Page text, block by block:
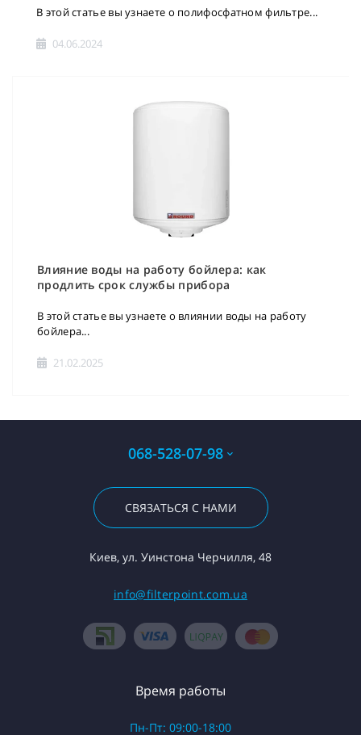
В этой статье вы узнаете о полифосфатном фильтре...
04.06.2024
Влияние воды на работу бойлера: как
продлить срок службы прибора
В этой статье вы узнаете о влиянии воды на работу
бойлера...
21.02.2025
068-528-07-98
СВЯЗАТЬСЯ С НАМИ
Киев, ул. Уинстона Черчилля, 48
info@filterpoint.com.ua
Время работы
Пн-Пт: 09:00-18:00